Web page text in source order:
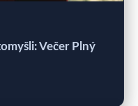
Večer Plný